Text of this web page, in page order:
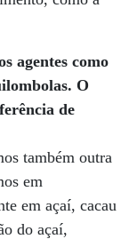
agentes como
O
de
também outra
em
em açaí, cacau
do açaí,